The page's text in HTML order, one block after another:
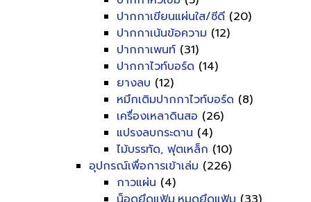
ปากกาเขียนแผ่นใส/ซีดี (20)
ปากกาเน้นข้อความ (12)
ปากกาเพนท์ (31)
ปากกาไวท์บอร์ด (14)
ยางลบ (12)
หมึกเติมปากกาไวท์บอร์ด (8)
เครื่องเหลาดินสอ (26)
แปรงลบกระดาน (4)
ไม้บรรทัด, ฟุตเหล็ก (10)
อุปกรณ์เพื่อการเข้าเล่ม (226)
กาวแผ่น (4)